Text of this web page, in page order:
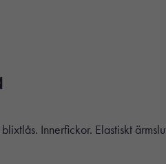
Innerfickor. Elastiskt